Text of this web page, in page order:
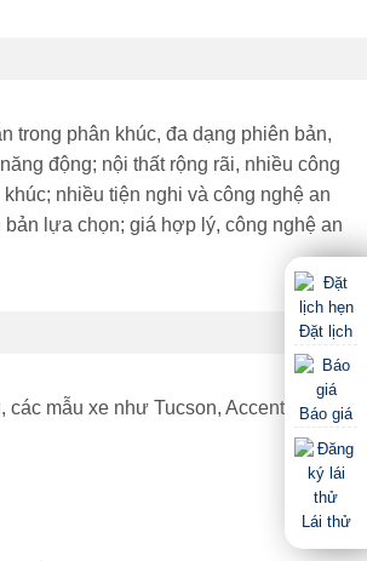
trong phân khúc, đa dạng phiên bản,
động; nội thất rộng rãi, nhiều công
nhiều tiện nghi và công nghệ an
lựa chọn; giá hợp lý, công nghệ an
mẫu xe như Tucson, Accent và Santa
Đặt lịch
Báo giá
Lái thử